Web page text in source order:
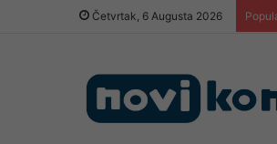
Četvrtak, 6 Augusta 2026